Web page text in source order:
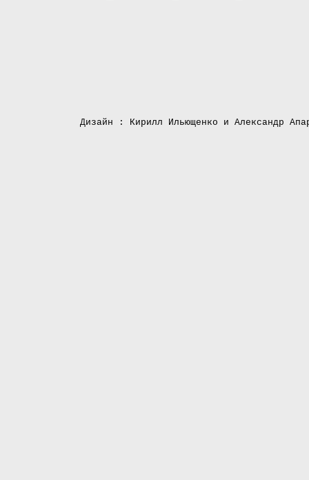
Дизайн : Кирилл Ильющенко и Александр